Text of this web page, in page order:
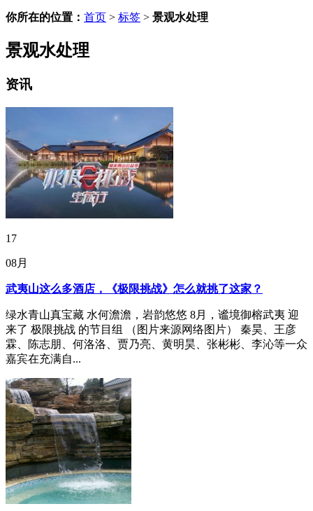
你所在的位置： 首页 > 标签 > 景观水处理
景观水处理
资讯
17
08月
武夷山这么多酒店，《极限挑战》怎么就挑了这家？
绿水青山真宝藏 水何澹澹，岩韵悠悠 8月，谧境御榕武夷 迎
来了 极限挑战 的节目组 （图片来源网络图片） 秦昊、王彦
霖、陈志朋、何洛洛、贾乃亮、黄明昊、张彬彬、李沁等一众
嘉宾在充满自...